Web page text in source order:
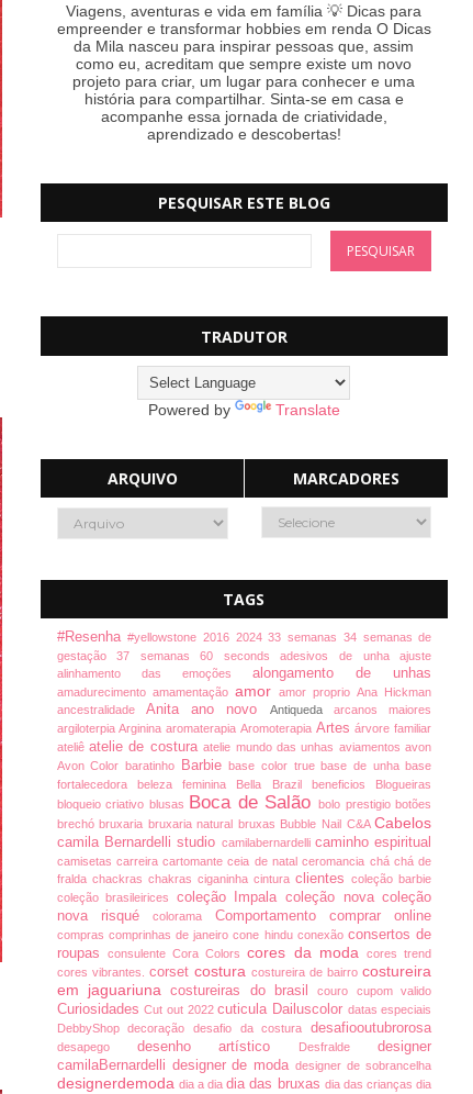
Viagens, aventuras e vida em família 💡 Dicas para
empreender e transformar hobbies em renda O Dicas
da Mila nasceu para inspirar pessoas que, assim
como eu, acreditam que sempre existe um novo
projeto para criar, um lugar para conhecer e uma
história para compartilhar. Sinta-se em casa e
acompanhe essa jornada de criatividade,
aprendizado e descobertas!
PESQUISAR ESTE BLOG
TRADUTOR
Powered by Translate
ARQUIVO MARCADORES
TAGS
#Resenha#yellowstone 2016 202433 semanas 34 semanas de
gestação37 semanas60 secondsadesivos de unhaajuste
alinhamento das emoções alongamento de unhas
amadurecimento amamentação amor amor proprioAna Hickman
ancestralidade Anitaano novo Antiqueda arcanos maiores
argiloterpiaArgininaaromaterapia Aromoterapia Artesárvore familiar
ateliê atelie de costuraatelie mundo das unhas aviamentosavon
Avon Color baratinho Barbiebase color truebase de unhabase
fortalecedora beleza feminina Bella Brazil beneficios Blogueiras
bloqueio criativo blusas Boca de Salãobolo prestigiobotões
brechóbruxaria bruxaria natural bruxas Bubble Nail C&ACabelos
camila Bernardelli studio camilabernardelli caminho espiritual
camisetas carreiracartomanteceia de natalceromancia chá chá de
fralda chackras chakras ciganinha cinturaclientescoleção barbie
coleção brasileirices coleção Impala coleção novacoleção
nova risquécolorama Comportamento comprar online
compras comprinhas de janeirocone hindu conexãoconsertos de
roupas
consulente Cora Colorscores da modacores trend
cores vibrantes. corset costura costureira de bairrocostureira
em jaguariunacostureiras do brasilcouro cupom valido
CuriosidadesCut out 2022cuticula Dailuscolor datas especiais
DebbyShopdecoraçãodesafio da costuradesafiooutubrorosa
desapego desenho artístico Desfraldedesigner
camilaBernardelli designer de modadesigner de sobrancelha
designerdemoda dia a diadia das bruxas dia das criançasdia